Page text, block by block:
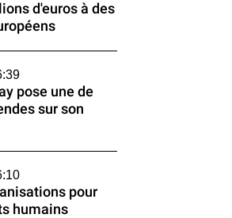
d'euros à des
pose une de
sur son
pour
humains